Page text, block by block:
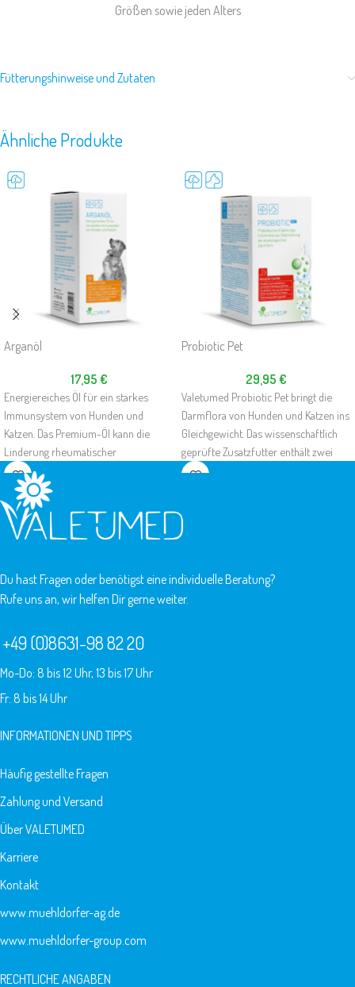
Größen sowie jeden Alters
Fütterungshinweise und Zutaten
Ähnliche Produkte
Arganöl
17,95 €
Energiereiches Öl für ein starkes
Immunsystem von Hunden und
Katzen. Das Premium-Öl kann die
Linderung rheumatischer
Beschwerden fördern, zur Pflege und
Regeneration von Haut und Fell
beitragen und den Stoffwechsel
unterstützen.
Probiotic Pet
29,95 €
Valetumed Probiotic Pet bringt die
Darmflora von Hunden und Katzen ins
Gleichgewicht. Das wissenschaftlich
geprüfte Zusatzfutter enthält zwei
probiotisch wirkende
Du hast Fragen oder benötigst eine individuelle Beratung?
Rufe uns an, wir helfen Dir gerne weiter.
+49 (0)8631-98 82 20
Mo-Do: 8 bis 12 Uhr, 13 bis 17 Uhr
Fr: 8 bis 14 Uhr
INFORMATIONEN UND TIPPS
Häufig gestellte Fragen
Zahlung und Versand
Über VALETUMED
Karriere
Kontakt
www.muehldorfer-ag.de
www.muehldorfer-group.com
RECHTLICHE ANGABEN